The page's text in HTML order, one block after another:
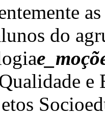
do
e